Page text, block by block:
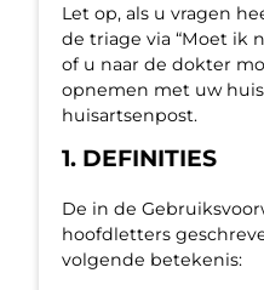
Let op, als u vragen
de triage via “Moet ik
of u naar de dokter
opnemen met uw
huisartsenpost.
1. DEFINITIES
De in de
hoofdletters
volgende betekenis: